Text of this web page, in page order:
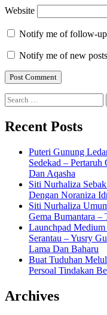
Website
Notify me of follow-
Notify me of new
Search
for:
Recent Posts
Puteri Gunung
Sedekad –
Dan Aqasha
Siti Nurhaliza
Dengan Noraniza
Siti Nurhaliza
Gema Bumantara –
Launchpad
Serantau – Yusry
Lama Dan Baharu
Buat Tuduhan
Persoal Tindakan
Archives